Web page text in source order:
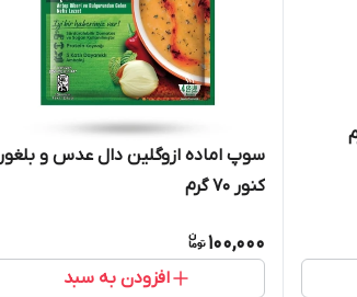
سوپ اماده ازوگلین دال عدس و بلغور
کنور 70 گرم
100,000
افزودن به سبد